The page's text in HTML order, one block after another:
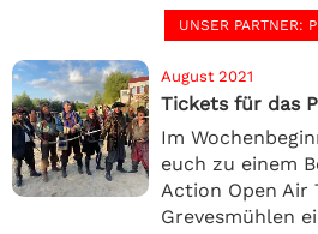
UNSER PARTNER:
August 2021
Tickets für das
Im
euch zu einem
Action Open Air
Grevesmühlen